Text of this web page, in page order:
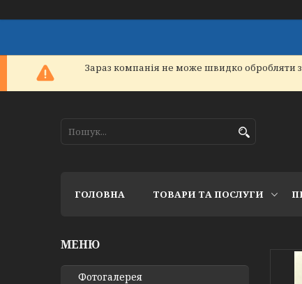
Зараз компанія не може швидко обробляти
ГОЛОВНА ТОВАРИ ТА ПОСЛУГИ
Фотогалерея